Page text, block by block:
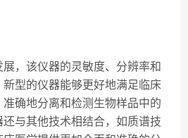
，该仪器的灵敏度、分辨率和
型的仪器能够更好地满足临床
确地分离和检测生物样品中的
与其他技术相结合，如质谱技